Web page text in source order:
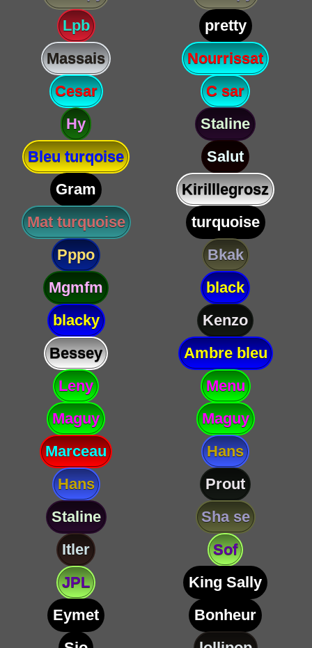
Lpb
pretty
Massais
Nourrissat
Cesar
C sar
Hy
Staline
Bleu turqoise
Salut
Gram
Kirilllegrosz
Mat turquoise
turquoise
Pppo
Bkak
Mgmfm
black
blacky
Kenzo
Bessey
Ambre bleu
Leny
Menu
Maguy
Maguy
Marceau
Hans
Hans
Prout
Staline
Sha se
Itler
Sof
JPL
King Sally
Eymet
Bonheur